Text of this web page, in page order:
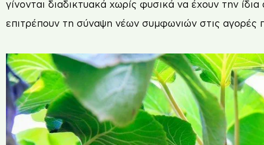
γίνονται διαδικτυακά χωρίς φυσικά να έχουν την
επιτρέπουν τη σύναψη νέων συµφωνιών στις αγορές